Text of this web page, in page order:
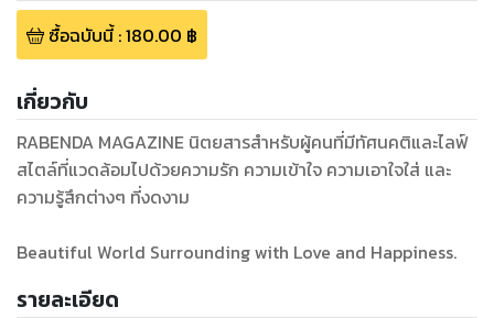
ซื้อฉบับนี้:180.00 ฿
เกี่ยวกับ
RABENDA MAGAZINE นิตยสารสำหรับผู้คนที่มีทัศนคติและไลฟ์
สไตล์ที่แวดล้อมไปด้วยความรัก ความเข้าใจ ความเอาใจใส่ และ
ความรู้สึกต่างๆ ที่งดงาม
Beautiful World Surrounding with Love and Happiness.
รายละเอียด